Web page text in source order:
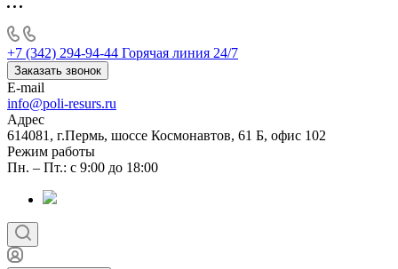
+7 (342) 294-94-44 Горячая линия 24/7
Заказать звонок
E-mail
info@poli-resurs.ru
Адрес
614081, г.Пермь, шоссе Космонавтов, 61 Б, офис 102
Режим работы
Пн. – Пт.: с 9:00 до 18:00